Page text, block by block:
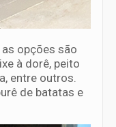
opções são
à dorê, peito
entre outros.
de batatas e